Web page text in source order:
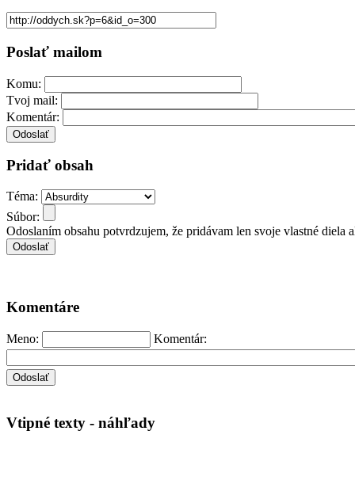
Poslať mailom
Komu:
Tvoj mail:
Komentár:
Pridať obsah
Téma:
Súbor:
Odoslaním obsahu potvrdzujem, že pridávam len svoje vlastné diela
Komentáre
Meno: Komentár:
Vtipné texty - náhľady